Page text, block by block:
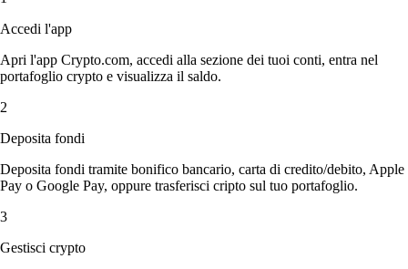
Accedi l'app
Apri l'app Crypto.com, accedi alla sezione dei tuoi conti, entra nel
portafoglio crypto e visualizza il saldo.
2
Deposita fondi
Deposita fondi tramite bonifico bancario, carta di credito/debito, Apple
Pay o Google Pay, oppure trasferisci cripto sul tuo portafoglio.
3
Gestisci crypto